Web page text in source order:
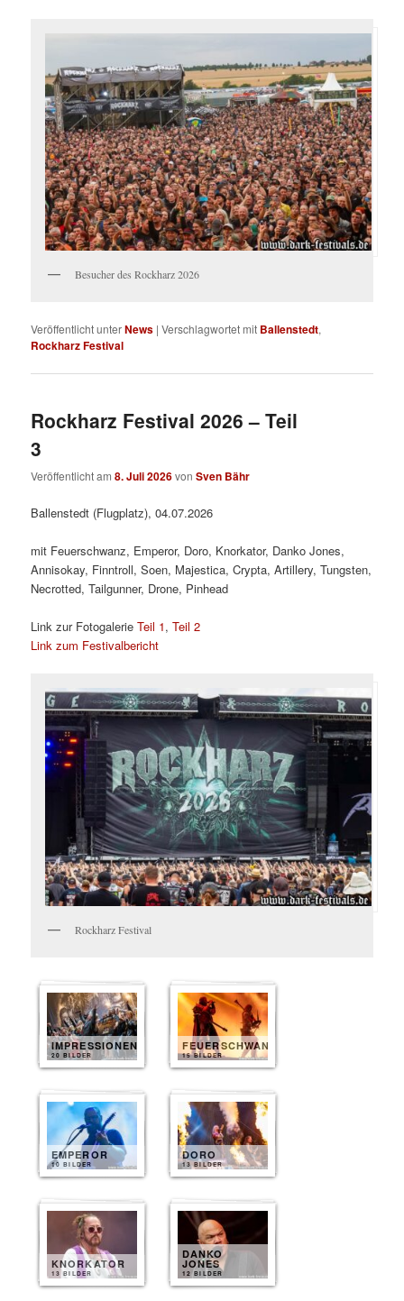
Besucher des Rockharz 2026
Veröffentlicht unterNews |Verschlagwortet mit Ballenstedt,
Rockharz Festival
Rockharz Festival 2026 – Teil
3
Veröffentlicht am8. Juli 2026vonSven Bähr
Ballenstedt (Flugplatz), 04.07.2026
mit Feuerschwanz, Emperor, Doro, Knorkator, Danko Jones,
Annisokay, Finntroll, Soen, Majestica, Crypta, Artillery, Tungsten,
Necrotted, Tailgunner, Drone, Pinhead
Link zur FotogalerieTeil 1,Teil 2
Link zum Festivalbericht
Rockharz Festival
IMPRESSIONEN
20 BILDER
FEUERSCHWANZ
15 BILDER
EMPEROR
10 BILDER
DORO
13 BILDER
KNORKATOR
13 BILDER
DANKO
JONES
12 BILDER